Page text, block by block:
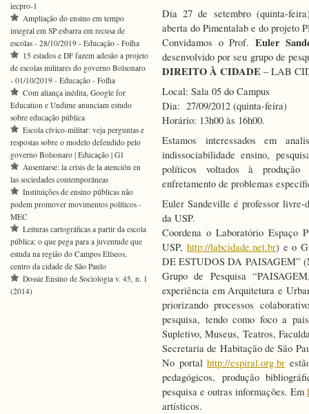
Dia 27 de setembro (quinta-
aberta do Pimentalab e do projeto
Convidamos o Prof. Euler
desenvolvido por seu grupo de
DIREITO À CIDADE – LAB
Local: Sala 05 do Campus
Dia: 27/09/2012 (quinta-feira)
Horário: 13h00 às 16h00.
Estamos interessados em
indissociabilidade ensino,
políticos voltados à produção
enfretamento de problemas
Euler Sandeville é professor livre-
da USP.
Coordena o Laboratório
USP, http://labcidade.net.br) e o
DE ESTUDOS DA PAISAGEM”
Grupo de Pesquisa
experiência em Arquitetura e
priorizando processos
pesquisa, tendo como foco a
Supletivo, Museus, Teatros,
Secretaria de Habitação de São
No portalhttp://espiral.org.br
pedagógicos, produção
pesquisa e outras informações. Em
artísticos.
iecpro-1
Ampliação do ensino em tempo
integral em SP esbarra em recusa de
escolas - 28/10/2019 - Educação - Folha
15 estados e DF fazem adesão a projeto
de escolas militares do governo Bolsonaro
- 01/10/2019 - Educação - Folha
Com aliança inédita, Google for
Education e Undime anunciam estudo
sobre educação pública
Escola cívico-militar: veja perguntas e
respostas sobre o modelo defendido pelo
governo Bolsonaro | Educação | G1
Ausentarse: la crisis de la atención en
las sociedades contemporáneas
Instituições de ensino públicas não
podem promover movimentos políticos -
MEC
Leituras cartográficas a partir da escola
pública: o que pega para a juventude que
estuda na região do Campos Elíseos,
centro da cidade de São Paulo
Dossie Ensino de Sociologia v. 45, n. 1
(2014)